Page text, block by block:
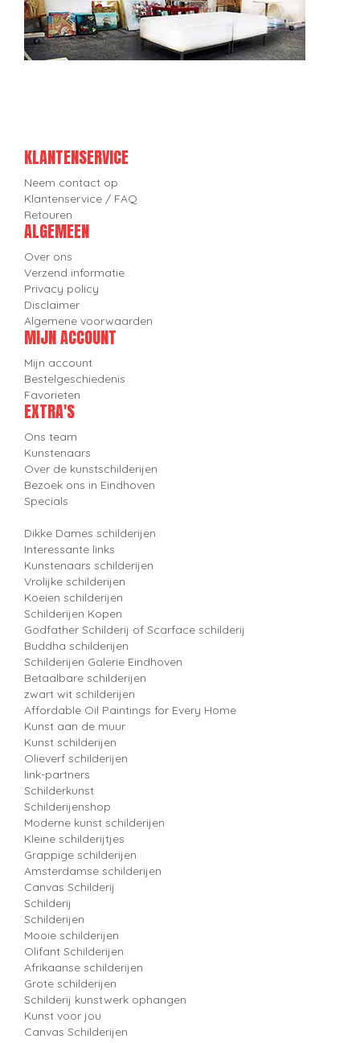
KLANTENSERVICE
Neem contact op
Klantenservice / FAQ
Retouren
ALGEMEEN
Over ons
Verzend informatie
Privacy policy
Disclaimer
Algemene voorwaarden
MIJN ACCOUNT
Mijn account
Bestelgeschiedenis
Favorieten
EXTRA'S
Ons team
Kunstenaars
Over de kunstschilderijen
Bezoek ons in Eindhoven
Specials
Dikke Dames schilderijen
Interessante links
Kunstenaars schilderijen
Vrolijke schilderijen
Koeien schilderijen
Schilderijen Kopen
Godfather Schilderij of Scarface schilderij
Buddha schilderijen
Schilderijen Galerie Eindhoven
Betaalbare schilderijen
zwart wit schilderijen
Affordable Oil Paintings for Every Home
Kunst aan de muur
Kunst schilderijen
Olieverf schilderijen
link-partners
Schilderkunst
Schilderijenshop
Moderne kunst schilderijen
Kleine schilderijtjes
Grappige schilderijen
Amsterdamse schilderijen
Canvas Schilderij
Schilderij
Schilderijen
Mooie schilderijen
Olifant Schilderijen
Afrikaanse schilderijen
Grote schilderijen
Schilderij kunstwerk ophangen
Kunst voor jou
Canvas Schilderijen